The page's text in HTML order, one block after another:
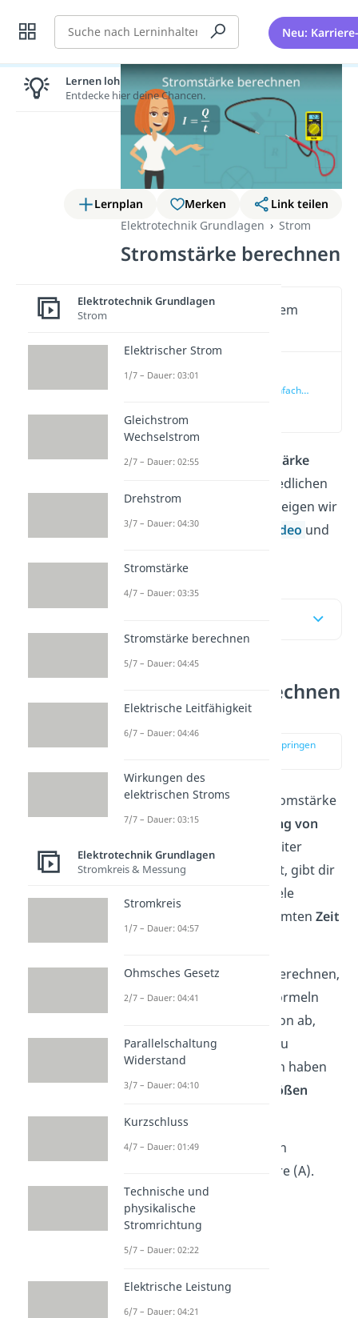
Suche Neu:
Lernplan Merken
Link teilen
Elektrotechnik Grundlagen
Strom
Stromstärke berechnen
Wichtige Inhalte in diesem
berechnen einfach
Wie kannst du die
Stromstärke
? Die unterschiedlichen
Formeln zur Berechnung zeigen wir
dir Schritt für Schritt im
Video und
Stromstärke berechnen
einfach erklärt
zur Stelle im Video springen
Unter der elektrischen Stromstärke
kannst du dir die
Bewegung von
Elektronendurch einen Leiter
vorstellen. Genauer gesagt, gibt dir
die Stromstärke an, wie viele
Elektronen in einer bestimmten Zeit
Um die Stromstärke
zu berechnen,
kannst du verschiedene Formeln
anwenden. Das hängt davon ab,
welche weiteren Größen du
gegeben hast. Alle Formeln haben
gemeinsam, dass
zwei Größen
bekannt
Die Einheit der elektrischen
Stromstärke ist das Ampere (A).
Lernen lohnt sich!
Entdecke hier deine Chancen.
Elektrotechnik Grundlagen
Strom
Elektrischer Strom
1/7 – Dauer: 03:01
Gleichstrom
Wechselstrom
2/7 – Dauer: 02:55
Drehstrom
3/7 – Dauer: 04:30
Stromstärke
4/7 – Dauer: 03:35
Stromstärke berechnen
5/7 – Dauer: 04:45
Elektrische Leitfähigkeit
6/7 – Dauer: 04:46
Wirkungen des
elektrischen Stroms
7/7 – Dauer: 03:15
Elektrotechnik Grundlagen
Stromkreis & Messung
Stromkreis
1/7 – Dauer: 04:57
Ohmsches Gesetz
2/7 – Dauer: 04:41
Parallelschaltung
Widerstand
3/7 – Dauer: 04:10
Kurzschluss
4/7 – Dauer: 01:49
Technische und
physikalische
Stromrichtung
5/7 – Dauer: 02:22
Elektrische Leistung
6/7 – Dauer: 04:21